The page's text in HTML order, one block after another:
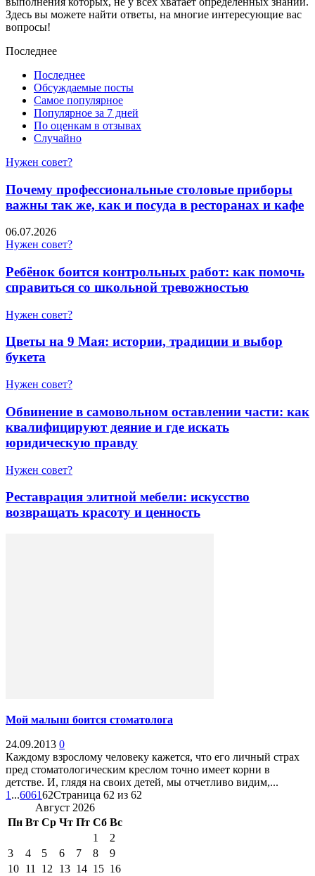
Здесь вы можете найти ответы, на многие интересующие вас
вопросы!
Последнее
Последнее
Обсуждаемые посты
Самое популярное
Популярное за 7 дней
По оценкам в отзывах
Случайно
Нужен совет?
Почему профессиональные столовые приборы
важны так же, как и посуда в ресторанах и кафе
06.07.2026
Нужен совет?
Ребёнок боится контрольных работ: как помочь
справиться со школьной тревожностью
Нужен совет?
Цветы на 9 Мая: истории, традиции и выбор
букета
Нужен совет?
Обвинение в самовольном оставлении части: как
квалифицируют деяние и где искать
юридическую правду
Нужен совет?
Реставрация элитной мебели: искусство
возвращать красоту и ценность
Мой малыш боится стоматолога
24.09.2013 0
Каждому взрослому человеку кажется, что его личный страх
пред стоматологическим креслом точно имеет корни в
детстве. И, глядя на своих детей, мы отчетливо видим,...
1 ...606162Страница 62 из 62
Август 2026
Пн Вт Ср Чт Пт Сб Вс
1
2
3
4 5 6 7 8
9
10 11 12 13 14 15 16